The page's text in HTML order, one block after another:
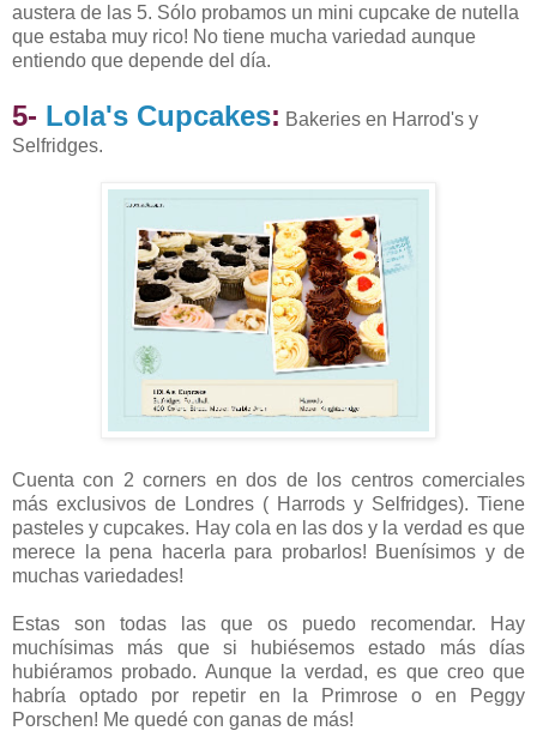
austera de las 5. Sólo probamos un mini cupcake de nutella
que estaba muy rico! No tiene mucha variedad aunque
entiendo que depende del día.
5- Lola's Cupcakes: Bakeries en Harrod's y
Selfridges.
Cuenta con 2 corners en dos de los centros comerciales
más exclusivos de Londres ( Harrods y Selfridges). Tiene
pasteles y cupcakes. Hay cola en las dos y la verdad es que
merece la pena hacerla para probarlos! Buenísimos y de
muchas variedades!
Estas son todas las que os puedo recomendar. Hay
muchísimas más que si hubiésemos estado más días
hubiéramos probado. Aunque la verdad, es que creo que
habría optado por repetir en la Primrose o en Peggy
Porschen! Me quedé con ganas de más!